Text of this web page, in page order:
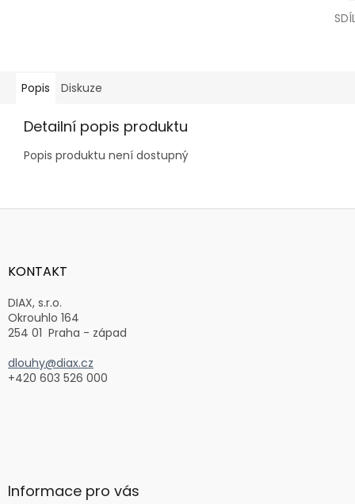
Popis Diskuze
Detailní popis produktu
Popis produktu není dostupný
Z
aKONTAKT
DIAX, s.r.o.
Okrouhlo 164
254 01 Praha - západ
dlouhy@diax.cz
+420 603 526 000
Informace pro vás